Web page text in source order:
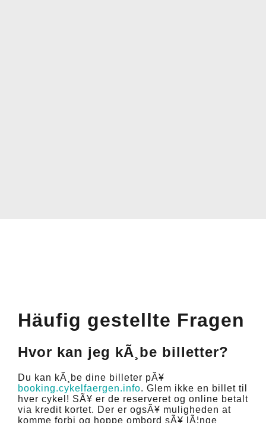
Häufig gestellte Fragen
Hvor kan jeg kÃ¸be billetter?
Du kan kÃ¸be dine billeter pÃ¥
booking.cykelfaergen.info. Glem ikke en billet til
hver cykel! SÃ¥ er de reserveret og online betalt
via kredit kortet. Der er ogsÃ¥ muligheden at
komme forbi og hoppe ombord sÃ¥ lÃ¦nge